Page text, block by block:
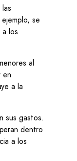
se
los
al
en
a la
sus gastos.
dentro
a los